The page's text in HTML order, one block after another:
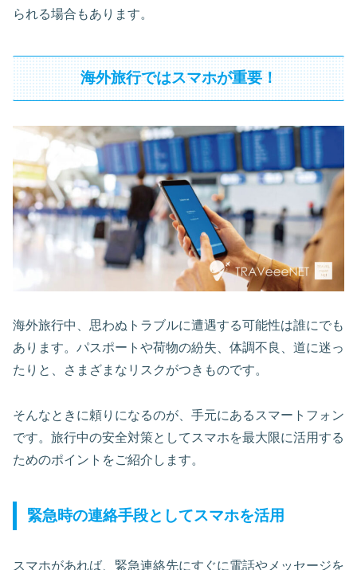
られる場合もあります。
海外旅行ではスマホが重要！
海外旅行中、思わぬトラブルに遭遇する可能性は誰にでも
あります。パスポートや荷物の紛失、体調不良、道に迷っ
たりと、さまざまなリスクがつきものです。
そんなときに頼りになるのが、手元にあるスマートフォン
です。旅行中の安全対策としてスマホを最大限に活用する
ためのポイントをご紹介します。
緊急時の連絡手段としてスマホを活用
スマホがあれば、緊急連絡先にすぐに電話やメッセージを